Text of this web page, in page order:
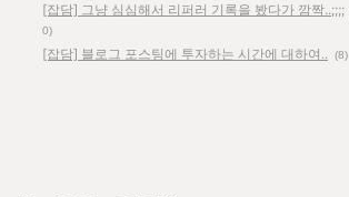
[잡담] 그냥 심심해서 리퍼러 기록을 봤다가 깜짝..;;;;
0)
[잡담] 블로그 포스팅에 투자하는 시간에 대하여.. (8)